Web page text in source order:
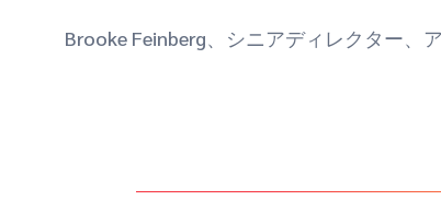
Brooke Feinberg、シニアディレクター、